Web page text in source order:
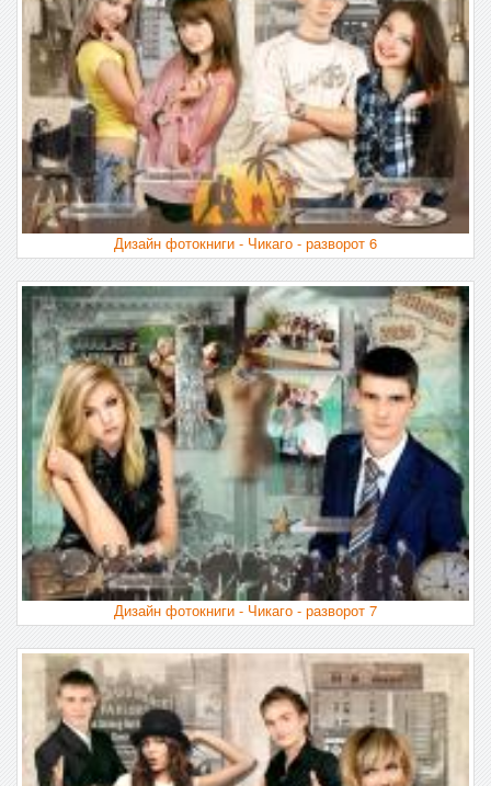
Дизайн фотокниги - Чикаго - разворот 6
Дизайн фотокниги - Чикаго - разворот 7